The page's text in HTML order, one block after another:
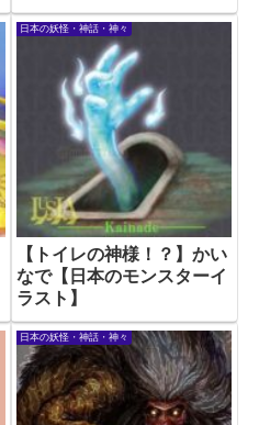
日本の妖怪・神話・神々
【トイレの神様！？】かい
なで【日本のモンスターイ
ラスト】
日本の妖怪・神話・神々